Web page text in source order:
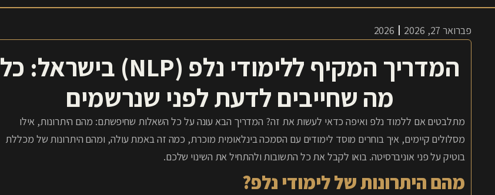
פברואר 27, 2026 2026
המדריך המקיף ללימודי נלפ (NLP) בישראל: כל
מה שחייבים לדעת לפני שנרשמים
מתלבטים אם ללמוד נלפ ואיפה כדאי לעשות את זה? המדריך הבא עונה על כל השאלות שחיפשתם: מהם היתרונות, אילו
מסלולים קיימים, איך בוחרים מוסד לימודים עם הסמכה בינלאומית מוכרת, כמה זה באמת עולה, ומהם היתרונות של מכללת
בוטיק על פני אוניברסיטה. בואו לקבל את כל התשובות ולהתחיל את השינוי שלכם.
מהם היתרונות של לימודי נלפ?